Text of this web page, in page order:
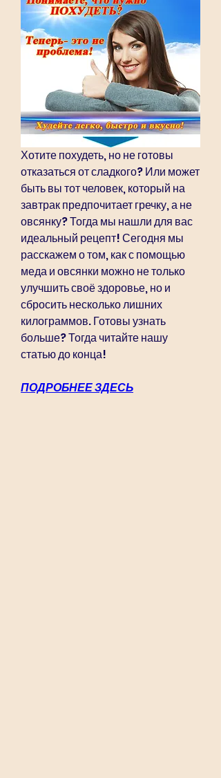
Хотите похудеть, но не готовы
отказаться от сладкого? Или может
быть вы тот человек, который на
завтрак предпочитает гречку, а не
овсянку? Тогда мы нашли для вас
идеальный рецепт! Сегодня мы
расскажем о том, как с помощью
меда и овсянки можно не только
улучшить своё здоровье, но и
сбросить несколько лишних
килограммов. Готовы узнать
больше? Тогда читайте нашу
статью до конца!
ПОДРОБНЕЕ ЗДЕСЬ